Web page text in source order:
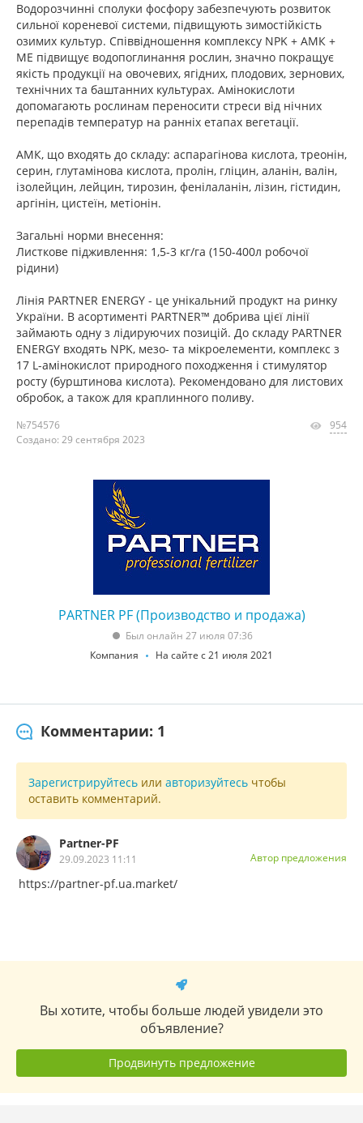
Водорозчинні сполуки фосфору забезпечують розвиток
сильної кореневої системи, підвищують зимостійкість
озимих культур. Співвідношення комплексу NPK + АМК +
МЕ підвищує водопоглинання рослин, значно покращує
якість продукції на овочевих, ягідних, плодових, зернових,
технічних та баштанних культурах. Амінокислоти
допомагають рослинам переносити стреси від нічних
перепадів температур на ранніх етапах вегетації.
АМК, що входять до складу: аспарагінова кислота, треонін,
серин, глутамінова кислота, пролін, гліцин, аланін, валін,
ізолейцин, лейцин, тирозин, фенілаланін, лізин, гістидин,
аргінін, цистеїн, метіонін.
Загальні норми внесення:
Листкове підживлення: 1,5-3 кг/га (150-400л робочої
рідини)
Лінія PARTNER ENERGY - це унікальний продукт на ринку
України. В асортименті PARTNER™ добрива цієї лінії
займають одну з лідируючих позицій. До складу PARTNER
ENERGY входять NPK, мезо- та мікроелементи, комплекс з
17 L-амінокислот природного походження і стимулятор
росту (бурштинова кислота). Рекомендовано для листових
обробок, а також для краплинного поливу.
№754576
Создано: 29 сентября 2023
954
PARTNER PF (Производство и продажа)
Был онлайн 27 июля 07:36
Компания
На сайте с 21 июля 2021
Комментарии: 1
Зарегистрируйтесь или авторизуйтесь чтобы
оставить комментарий.
Partner-PF
29.09.2023 11:11 Автор предложения
https://partner-pf.ua.market/
Вы хотите, чтобы больше людей увидели это
объявление?
Продвинуть предложение